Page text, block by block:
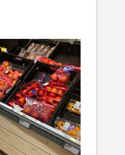
Miron erkämpfte sich
Nikolaus-Turnier den 1.
8. Dezember 2023